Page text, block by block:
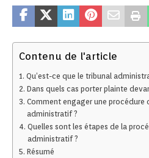
Contenu de l'article
Qu’est-ce que le tribunal
Dans quels cas porter plainte
Comment engager une procédure
administratif ?
Quelles sont les étapes de la
administratif ?
Résumé